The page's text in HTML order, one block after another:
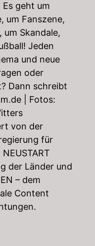
geht um
um Fanszene,
um Skandale,
Jeden
und neue
oder
Dann schreibt
| Fotos:
von der
für
der Länder und
– dem
Content